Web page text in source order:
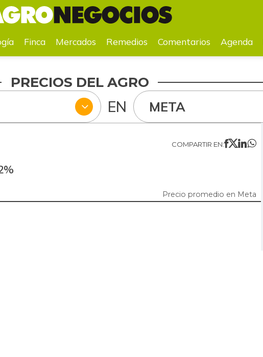
Remedios Comentarios Agenda Precios Videos
Finca Mercados Remedios Comentarios Agenda
PRECIOS DEL AGRO
EN META
COMPARTIR EN:
Precio promedio en Meta